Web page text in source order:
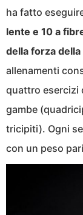
ha fatto
lente e 10 a
della forza
allenamenti
quattro esercizi
gambe
tricipiti). Ogni
con un peso